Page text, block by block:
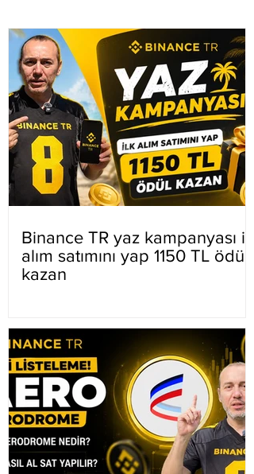
Binance TR yaz kampanyası ilk
alım satımını yap 1150 TL ödül
kazan